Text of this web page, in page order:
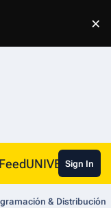
×
FeedUNIVERSSign In
& Distribución